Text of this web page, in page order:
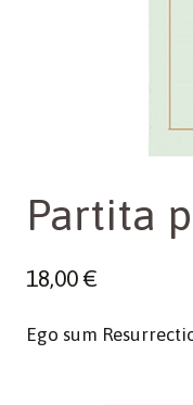
Partita
18,00€
Ego sum